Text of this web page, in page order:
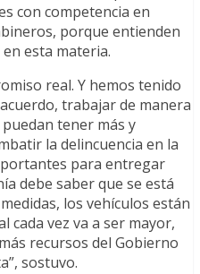
con competencia en
porque entienden
esta materia.
real. Y hemos tenido
trabajar de manera
tener más y
la delincuencia en la
para entregar
debe saber que se está
los vehículos están
cada vez va a ser mayor,
recursos del Gobierno
sostuvo.